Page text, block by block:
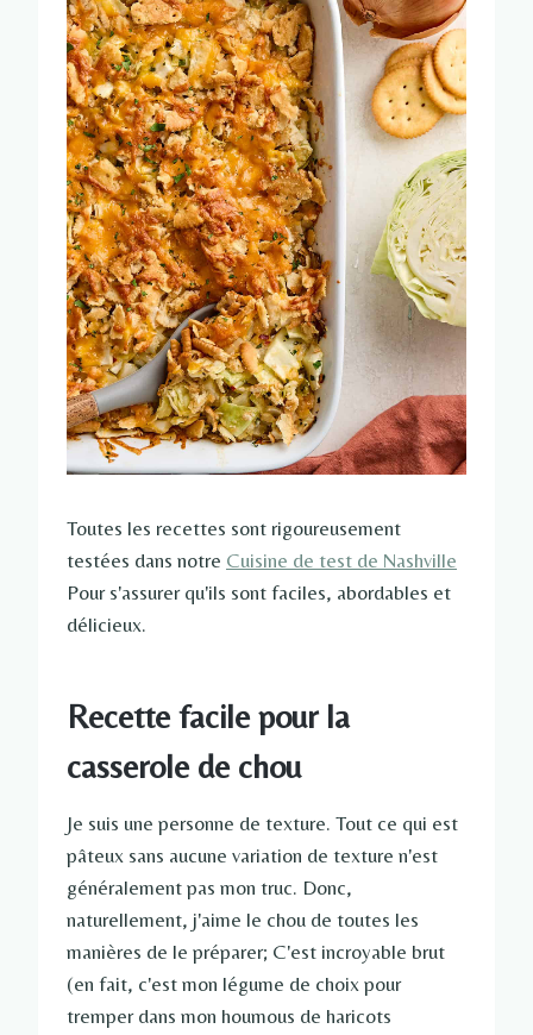
Toutes les recettes sont rigoureusement
testées dans notre Cuisine de test de Nashville
Pour s'assurer qu'ils sont faciles, abordables et
délicieux.
Recette facile pour la
casserole de chou
Je suis une personne de texture. Tout ce qui est
pâteux sans aucune variation de texture n'est
généralement pas mon truc. Donc,
naturellement, j'aime le chou de toutes les
manières de le préparer; C'est incroyable brut
(en fait, c'est mon légume de choix pour
tremper dans mon houmous de haricots